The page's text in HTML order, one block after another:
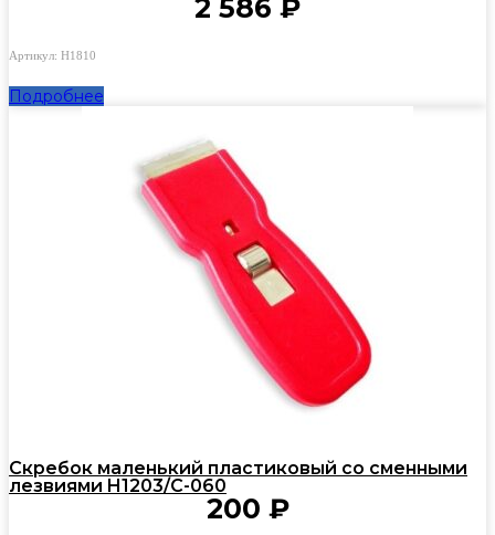
2 586 ₽
Артикул: H1810
Подробнее
Скребок маленький пластиковый со сменными
лезвиями H1203/C-060
200 ₽